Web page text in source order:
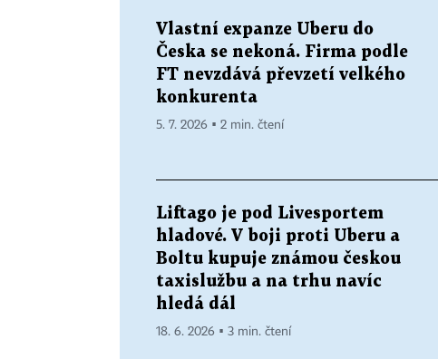
Vlastní expanze Uberu do
Česka se nekoná. Firma podle
FT nevzdává převzetí velkého
konkurenta
5. 7. 2026 ▪ 2 min. čtení
Liftago je pod Livesportem
hladové. V boji proti Uberu a
Boltu kupuje známou českou
taxislužbu a na trhu navíc
hledá dál
18. 6. 2026 ▪ 3 min. čtení